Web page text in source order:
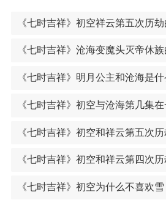
《七时吉祥》初空祥云第五次历
《七时吉祥》沧海变魔头灭帝休
《七时吉祥》明月公主和沧海是
《七时吉祥》初空与沧海第几集
《七时吉祥》初空和祥云第五次
《七时吉祥》初空和祥云第四次
《七时吉祥》初空为什么不喜欢雪